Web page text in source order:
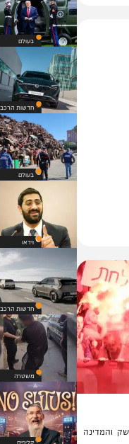
בעולם
חדשות הרכב
בעולם
וידאו
חדשות הרכב
משטרה